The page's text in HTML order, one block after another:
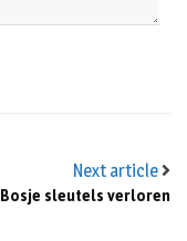
Next article
Bosje sleutels verloren